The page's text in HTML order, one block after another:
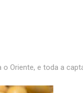
Oriente, e toda a